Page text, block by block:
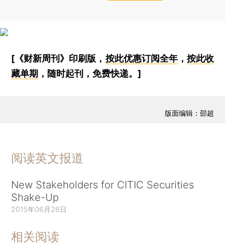
[《财新周刊》印刷版， 按此优惠订阅全年， 按此收
藏单期 ，随时起刊，免费快递。]
版面编辑：邵超
阅读英文报道
New Stakeholders for CITIC Securities
Shake-Up
2015年06月26日
相关阅读